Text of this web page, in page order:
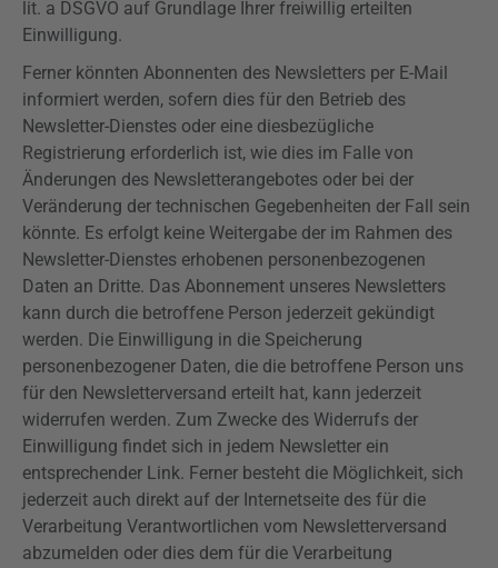
lit. a DSGVO auf Grundlage Ihrer freiwillig erteilten
Einwilligung.
Ferner könnten Abonnenten des Newsletters per E-Mail
informiert werden, sofern dies für den Betrieb des
Newsletter-Dienstes oder eine diesbezügliche
Registrierung erforderlich ist, wie dies im Falle von
Änderungen des Newsletterangebotes oder bei der
Veränderung der technischen Gegebenheiten der Fall sein
könnte. Es erfolgt keine Weitergabe der im Rahmen des
Newsletter-Dienstes erhobenen personenbezogenen
Daten an Dritte. Das Abonnement unseres Newsletters
kann durch die betroffene Person jederzeit gekündigt
werden. Die Einwilligung in die Speicherung
personenbezogener Daten, die die betroffene Person uns
für den Newsletterversand erteilt hat, kann jederzeit
widerrufen werden. Zum Zwecke des Widerrufs der
Einwilligung findet sich in jedem Newsletter ein
entsprechender Link. Ferner besteht die Möglichkeit, sich
jederzeit auch direkt auf der Internetseite des für die
Verarbeitung Verantwortlichen vom Newsletterversand
abzumelden oder dies dem für die Verarbeitung